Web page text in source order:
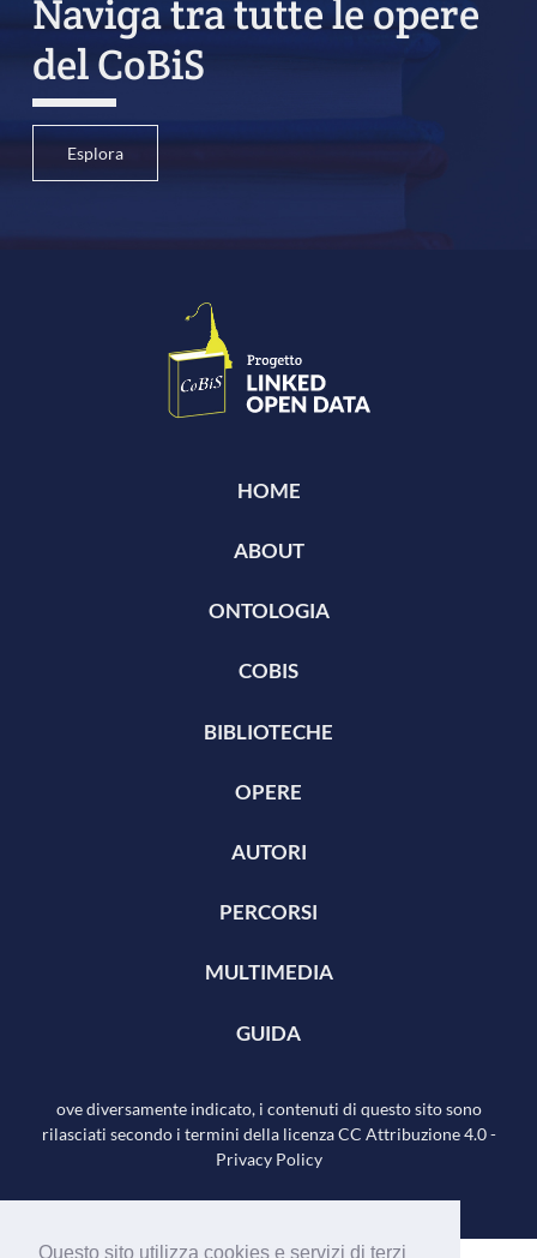
Questo sito utilizza cookies e servizi di terzi
Naviga tra tutte le opere
del CoBiS
Esplora
HOME
ABOUT
ONTOLOGIA
COBIS
BIBLIOTECHE
OPERE
AUTORI
PERCORSI
MULTIMEDIA
GUIDA
ove diversamente indicato, i contenuti di questo sito sono
rilasciati secondo i termini della licenza CC Attribuzione 4.0-
Privacy Policy